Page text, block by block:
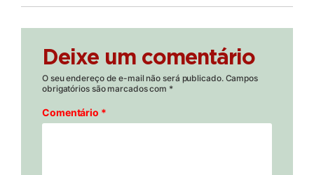
Deixe um comentário
O seu endereço de e-mail não será publicado. Campos
obrigatórios são marcados com *
Comentário *